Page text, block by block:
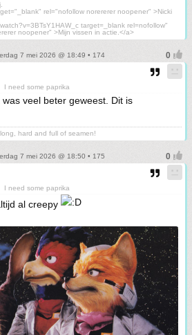
rel="nofollow norererer noopener" >Nicki
target=_blank rel=nofollow"
noopener" >Mijn vissen in actie.</a>
7 mei 2026 @ 18:49 • 174
I need some paprika
veel beter geweest. Dit is
hard and full of seamen!
7 mei 2026 @ 18:50 • 175
I need some paprika
al creepy